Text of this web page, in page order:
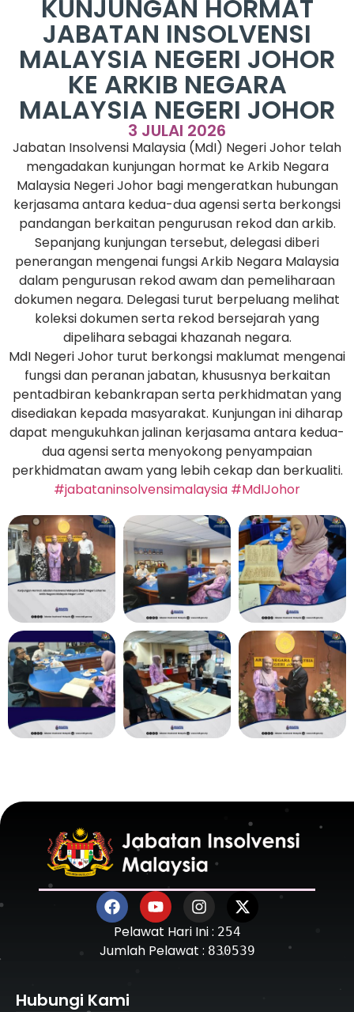
KUNJUNGAN HORMAT
JABATAN INSOLVENSI
MALAYSIA NEGERI JOHOR
KE ARKIB NEGARA
MALAYSIA NEGERI JOHOR
3 JULAI 2026
Jabatan Insolvensi Malaysia (MdI) Negeri Johor telah
mengadakan kunjungan hormat ke Arkib Negara
Malaysia Negeri Johor bagi mengeratkan hubungan
kerjasama antara kedua-dua agensi serta berkongsi
pandangan berkaitan pengurusan rekod dan arkib.
Sepanjang kunjungan tersebut, delegasi diberi
penerangan mengenai fungsi Arkib Negara Malaysia
dalam pengurusan rekod awam dan pemeliharaan
dokumen negara. Delegasi turut berpeluang melihat
koleksi dokumen serta rekod bersejarah yang
dipelihara sebagai khazanah negara.
MdI Negeri Johor turut berkongsi maklumat mengenai
fungsi dan peranan jabatan, khususnya berkaitan
pentadbiran kebankrapan serta perkhidmatan yang
disediakan kepada masyarakat. Kunjungan ini diharap
dapat mengukuhkan jalinan kerjasama antara kedua-
dua agensi serta menyokong penyampaian
perkhidmatan awam yang lebih cekap dan berkualiti.
#jabataninsolvensimalaysia #MdIJohor
Pelawat Hari Ini : 254
Jumlah Pelawat : 830539
Hubungi Kami